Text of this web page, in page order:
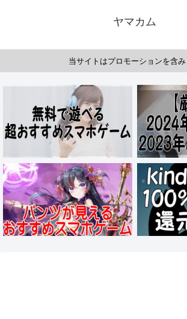
ヤマカム
当サイトはプロモーションを含み